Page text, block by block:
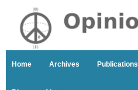
Home Archives Publications